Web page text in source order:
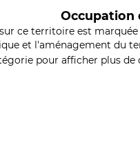
Occupation
ce territoire est
et l'aménagement du
pour afficher plus de